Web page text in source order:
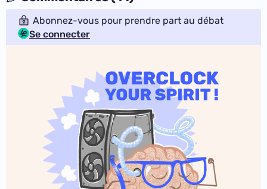
Abonnez-vous pour prendre part au débat
Se connecter